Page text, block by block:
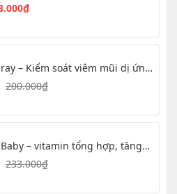
₫
– Kiểm soát viêm mũi dị ứng
200.000₫
– vitamin tổng hợp, tăng
cho bé
233.000₫